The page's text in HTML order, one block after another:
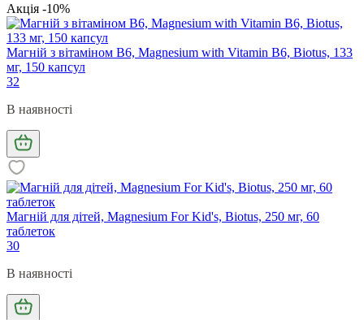
Акція -10%
Магній з вітаміном В6, Magnesium with Vitamin B6, Biotus, 133
мг, 150 капсул
32
В наявності
Магній для дітей, Magnesium For Kid's, Biotus, 250 мг, 60
таблеток
30
В наявності